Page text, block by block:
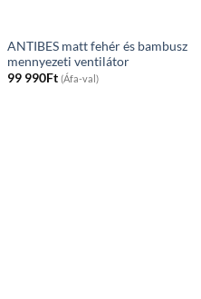
ANTIBES matt fehér és bambusz
mennyezeti ventilátor
99 990Ft (Áfa-val)